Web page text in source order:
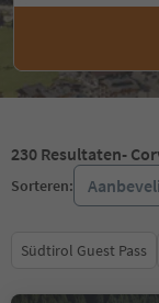
230 Resultaten-
Sorteren:
Südtirol Guest Pass